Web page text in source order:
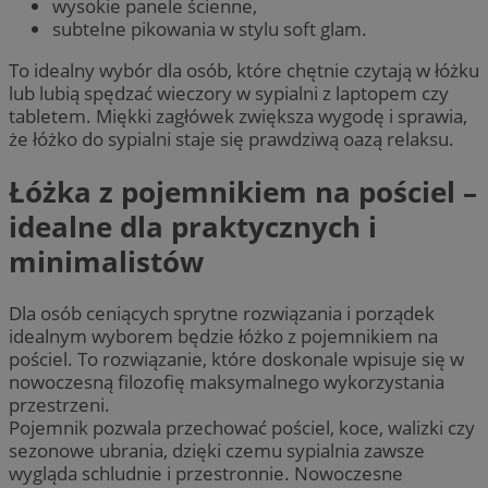
wysokie panele ścienne,
subtelne pikowania w stylu soft glam.
To idealny wybór dla osób, które chętnie czytają w łóżku
lub lubią spędzać wieczory w sypialni z laptopem czy
tabletem. Miękki zagłówek zwiększa wygodę i sprawia,
że łóżko do sypialni staje się prawdziwą oazą relaksu.
Łóżka z pojemnikiem na pościel –
idealne dla praktycznych i
minimalistów
Dla osób ceniących sprytne rozwiązania i porządek
idealnym wyborem będzie łóżko z pojemnikiem na
pościel. To rozwiązanie, które doskonale wpisuje się w
nowoczesną filozofię maksymalnego wykorzystania
przestrzeni.
Pojemnik pozwala przechować pościel, koce, walizki czy
sezonowe ubrania, dzięki czemu sypialnia zawsze
wygląda schludnie i przestronnie. Nowoczesne